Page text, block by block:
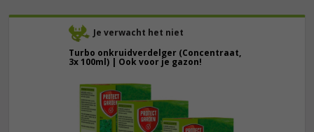
Je verwacht het niet
Turbo onkruidverdelger (Concentraat,
3x 100ml) | Ook voor je gazon!